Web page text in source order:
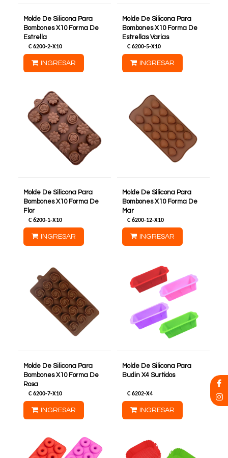
Molde De Silicona Para
Bombones X10 Forma De
Estrella
C 6200-2-X10
INGRESAR
Molde De Silicona Para
Bombones X10 Forma De
Estrellas Varias
C 6200-5-X10
INGRESAR
Molde De Silicona Para
Bombones X10 Forma De
Flor
C 6200-1-X10
INGRESAR
Molde De Silicona Para
Bombones X10 Forma De
Mar
C 6200-12-X10
INGRESAR
Molde De Silicona Para
Bombones X10 Forma De
Rosa
C 6200-7-X10
INGRESAR
Molde De Silicona Para
Budin X4 Surtidos
C 6202-X4
INGRESAR